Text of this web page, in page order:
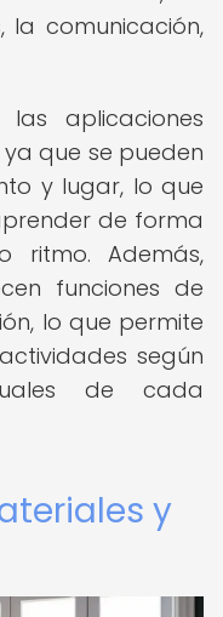
la comunicación,
aplicaciones
que se pueden
y lugar, lo que
de forma
Además,
funciones de
lo que permite
según
de cada
y